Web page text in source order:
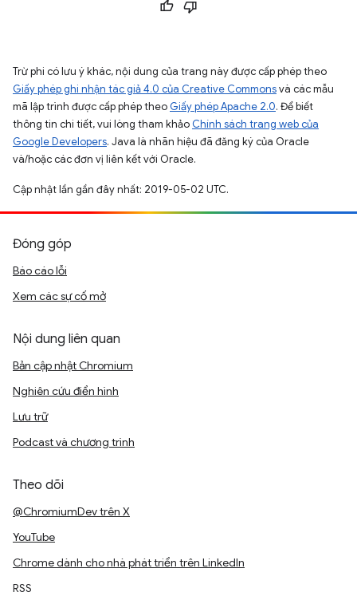
Trừ phi có lưu ý khác, nội dung của trang này được cấp phép theo
Giấy phép ghi nhận tác giả 4.0 của Creative Commonsvà các mẫu
mã lập trình được cấp phép theo Giấy phép Apache 2.0. Để biết
thông tin chi tiết, vui lòng tham khảo Chính sách trang web của
Google Developers. Java là nhãn hiệu đã đăng ký của Oracle
và/hoặc các đơn vị liên kết với Oracle.
Cập nhật lần gần đây nhất: 2019-05-02 UTC.
Đóng góp
Báo cáo lỗi
Xem các sự cố mở
Nội dung liên quan
Bản cập nhật Chromium
Nghiên cứu điển hình
Lưu trữ
Podcast và chương trình
Theo dõi
@ChromiumDev trên X
YouTube
Chrome dành cho nhà phát triển trên LinkedIn
RSS